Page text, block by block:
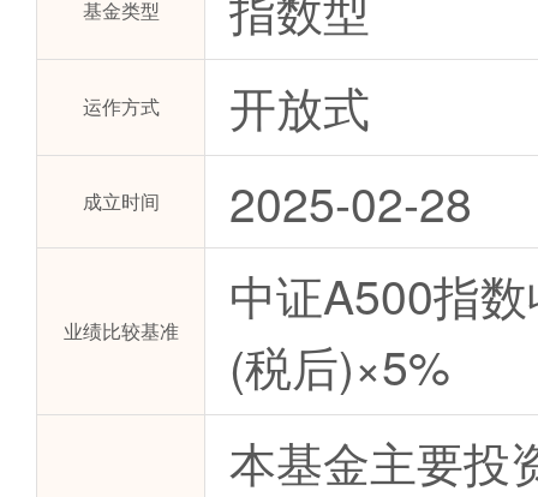
基金类型
运作方式 开放式
成立时间 2025-02-28
业绩比较基准
中证A500指
(税后)×5%
本基金主要投